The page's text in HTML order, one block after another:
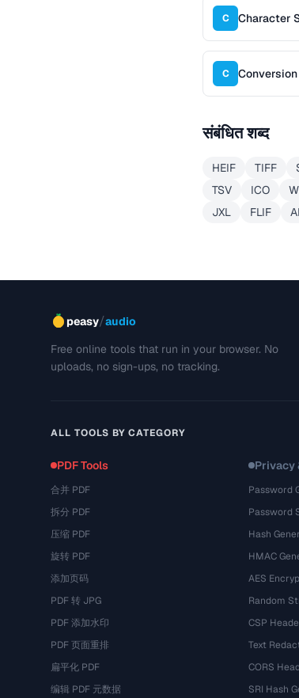
C Character
C
संबंधित शब्द
HEIF TIFF
TSV
ICO
JXL
FLIF
peasy/audio
Free online tools that run in your browser. No
uploads, no sign-ups, no tracking.
ALL TOOLS BY CATEGORY
PDF Tools
合并 PDF
拆分 PDF
压缩 PDF
旋转 PDF
添加页码
PDF 转 JPG
PDF 添加水印
PDF 页面重排
扁平化 PDF
编辑 PDF 元数据
Privacy
Password
Password
Hash
HMAC
AES
Random
CSP
Text
CORS
SRI Hash